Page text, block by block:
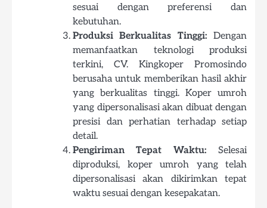
sesuai dengan preferensi dan
kebutuhan.
Produksi Berkualitas Tinggi: Dengan
memanfaatkan teknologi produksi
terkini, CV. Kingkoper Promosindo
berusaha untuk memberikan hasil akhir
yang berkualitas tinggi. Koper umroh
yang dipersonalisasi akan dibuat dengan
presisi dan perhatian terhadap setiap
detail.
Pengiriman Tepat Waktu: Selesai
diproduksi, koper umroh yang telah
dipersonalisasi akan dikirimkan tepat
waktu sesuai dengan kesepakatan.